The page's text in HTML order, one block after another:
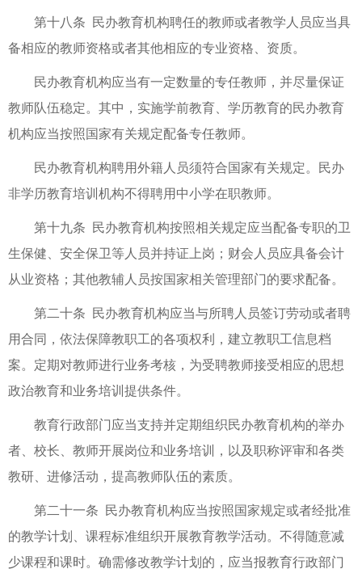
第十八条 民办教育机构聘任的教师或者教学人员应当具
备相应的教师资格或者其他相应的专业资格、资质。
民办教育机构应当有一定数量的专任教师，并尽量保证
教师队伍稳定。其中，实施学前教育、学历教育的民办教育
机构应当按照国家有关规定配备专任教师。
民办教育机构聘用外籍人员须符合国家有关规定。民办
非学历教育培训机构不得聘用中小学在职教师。
第十九条 民办教育机构按照相关规定应当配备专职的卫
生保健、安全保卫等人员并持证上岗；财会人员应具备会计
从业资格；其他教辅人员按国家相关管理部门的要求配备。
第二十条 民办教育机构应当与所聘人员签订劳动或者聘
用合同，依法保障教职工的各项权利，建立教职工信息档
案。定期对教师进行业务考核，为受聘教师接受相应的思想
政治教育和业务培训提供条件。
教育行政部门应当支持并定期组织民办教育机构的举办
者、校长、教师开展岗位和业务培训，以及职称评审和各类
教研、进修活动，提高教师队伍的素质。
第二十一条 民办教育机构应当按照国家规定或者经批准
的教学计划、课程标准组织开展教育教学活动。不得随意减
少课程和课时。确需修改教学计划的，应当报教育行政部门